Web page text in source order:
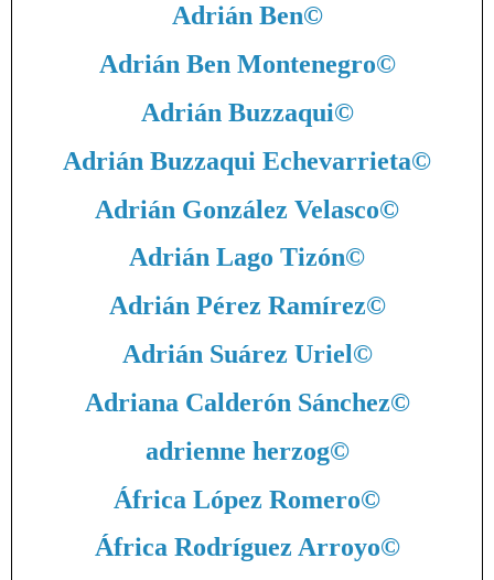
Adrián Ben©
Adrián Ben Montenegro©
Adrián Buzzaqui©
Adrián Buzzaqui Echevarrieta©
Adrián González Velasco©
Adrián Lago Tizón©
Adrián Pérez Ramírez©
Adrián Suárez Uriel ©
Adriana Calderón Sánchez©
adrienne herzog©
África López Romero©
África Rodríguez Arroyo©